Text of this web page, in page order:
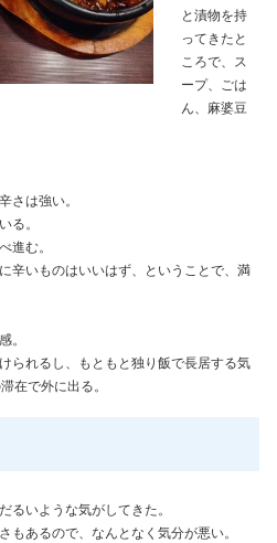
と漬物を持
ってきたと
ころで、ス
ープ、ごは
ん、麻婆豆
さは強い。
る。
進む。
辛いものはいいはず、ということで、満
。
られるし、もともと独り飯で長居する気
在で外に出る。
るいような気がしてきた。
もあるので、なんとなく気分が悪い。